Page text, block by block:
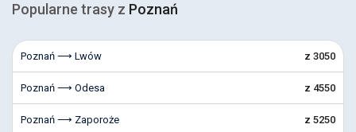
Popularne trasy z Poznań
Poznań ⟶ Lwów z 3050
Poznań ⟶ Odesa z 4550
Poznań ⟶ Zaporoże z 5250